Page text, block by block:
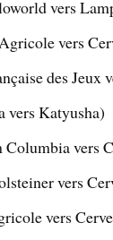
vers
vers
des Jeux
vers Katyusha)
Columbia vers
vers
vers